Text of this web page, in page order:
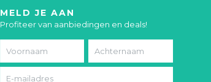
MELD JE AAN
Profiteer van aanbiedingen en deals!